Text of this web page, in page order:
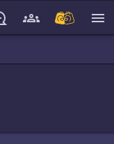
menu